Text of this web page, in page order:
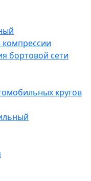
бортовой сети
кругов